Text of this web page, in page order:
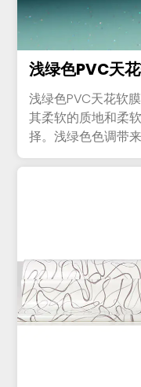
浅绿色PVC天
浅绿色PVC天花软
其柔软的质地和柔
择。浅绿色色调带
内设计相得益彰。